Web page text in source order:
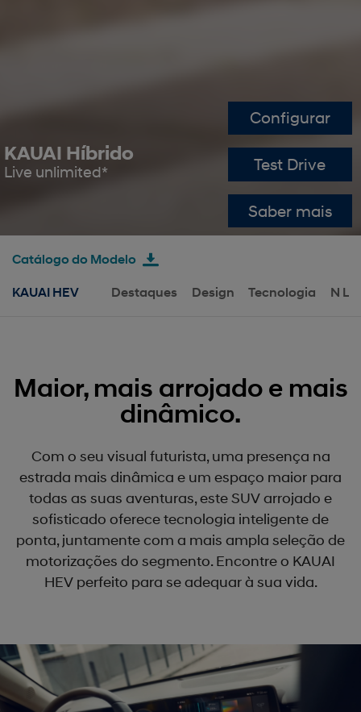
KAUAI Híbrido
Live unlimited*
Configurar
Test Drive
Saber mais
KAUAI HEV Destaques Design Tecnologia N
Catálogo do Modelo
Maior, mais arrojado e mais
dinâmico.
Com o seu visual futurista, uma presença na
estrada mais dinâmica e um espaço maior para
todas as suas aventuras, este SUV arrojado e
sofisticado oferece tecnologia inteligente de
ponta, juntamente com a mais ampla seleção de
motorizações do segmento. Encontre o KAUAI
HEV perfeito para se adequar à sua vida.